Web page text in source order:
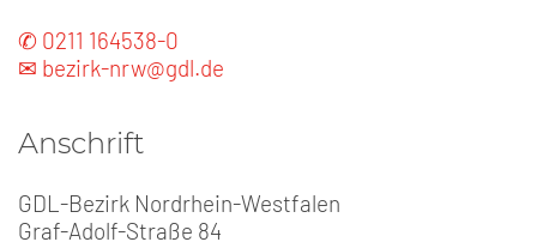
✆ 0211 164538-0
✉ bezirk-nrw@gdl.de
Anschrift
GDL-Bezirk Nordrhein-Westfalen
Graf-Adolf-Straße 84